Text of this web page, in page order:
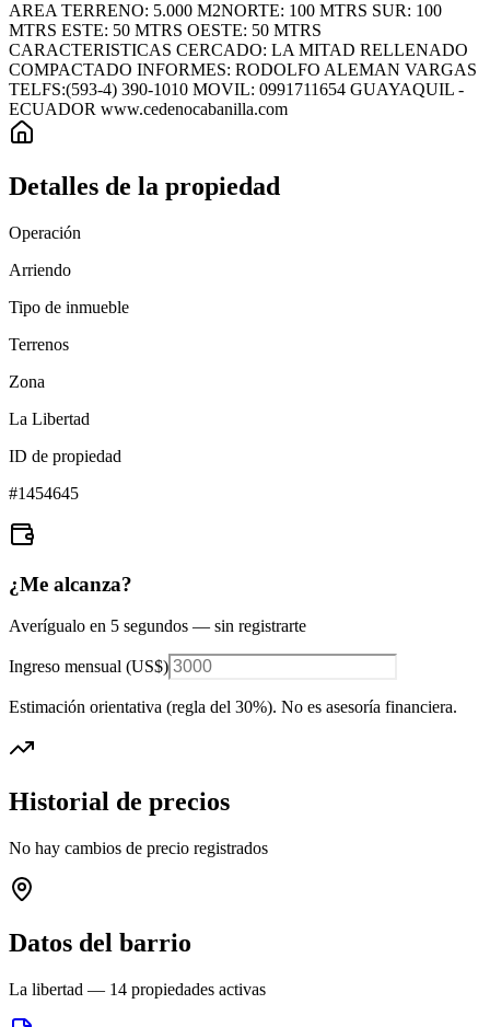
AREA TERRENO: 5.000 M2NORTE: 100 MTRS SUR: 100
MTRS ESTE: 50 MTRS OESTE: 50 MTRS
CARACTERISTICAS CERCADO: LA MITAD RELLENADO
COMPACTADO INFORMES: RODOLFO ALEMAN VARGAS
TELFS:(593-4) 390-1010 MOVIL: 0991711654 GUAYAQUIL -
ECUADOR www.cedenocabanilla.com
Detalles de la propiedad
Operación
Arriendo
Tipo de inmueble
Terrenos
Zona
La Libertad
ID de propiedad
#1454645
¿Me alcanza?
Averígualo en 5 segundos — sin registrarte
Ingreso mensual (US$)
Estimación orientativa (regla del 30%). No es asesoría financiera.
Historial de precios
No hay cambios de precio registrados
Datos del barrio
La libertad — 14 propiedades activas